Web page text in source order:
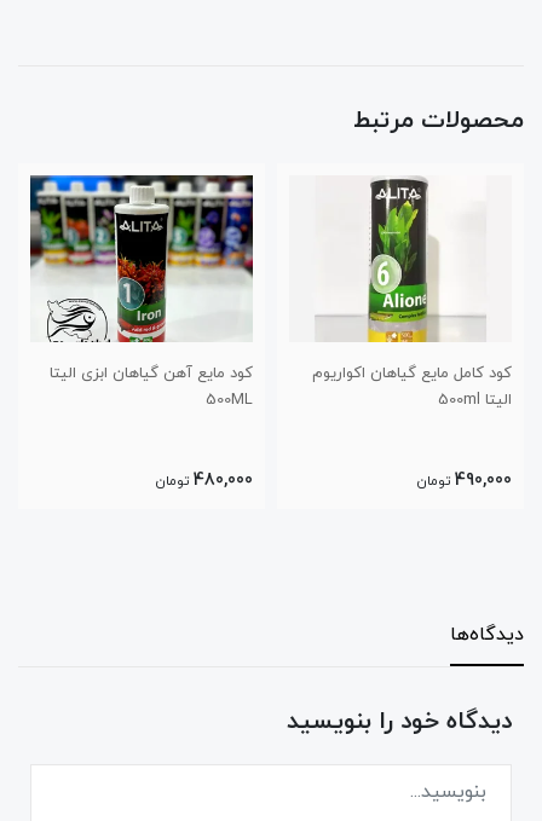
محصولات مرتبط
کود مایع آهن گیاهان ابزی الیتا
500ML
480,000
کود مایع نیتروژن گیاهان
480,000
دیدگاه‌ها
دیدگاه خود را بنویسید